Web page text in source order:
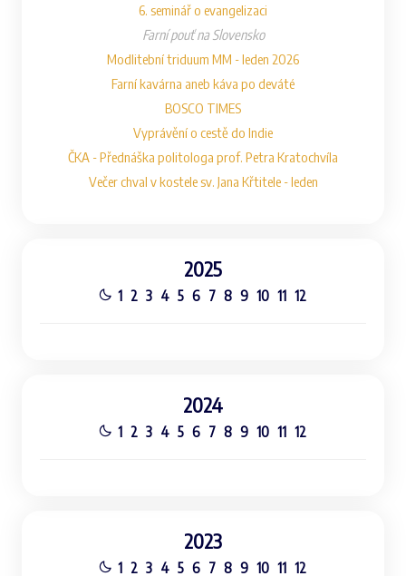
6. seminář o evangelizaci
Farní pouť na Slovensko
Modlitební triduum MM - leden 2026
Farní kavárna aneb káva po deváté
BOSCO TIMES
Vyprávění o cestě do Indie
ČKA - Přednáška politologa prof. Petra Kratochvíla
Večer chval v kostele sv. Jana Křtitele - leden
2025
1 2 3 4 5 6 7 8 9 10 11 12
2024
1 2 3 4 5 6 7 8 9 10 11 12
2023
1 2 3 4 5 6 7 8 9 10 11 12